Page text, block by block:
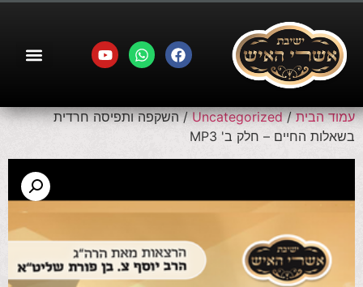
עמוד הבית/
Uncategorized/ השקפה ותפיסה חרדית
בשאלות החיים – חלק ב' MP3